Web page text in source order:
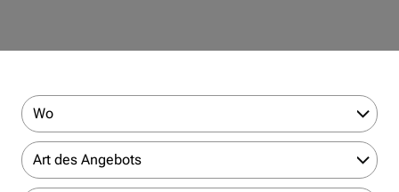
Wo
Art des Angebots